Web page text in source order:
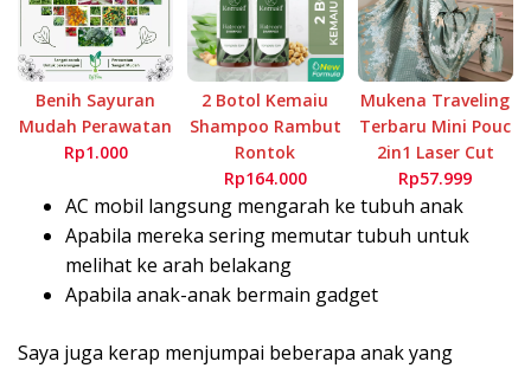
Benih Sayuran
Mudah Perawatan
Rp1.000
2 Botol Kemaiu
Shampoo Rambut
Rontok
Rp164.000
Mukena Traveling
Terbaru Mini Pouc
2in1 Laser Cut
Rp57.999
AC mobil langsung mengarah ke tubuh anak
Apabila mereka sering memutar tubuh untuk
melihat ke arah belakang
Apabila anak-anak bermain gadget
Saya juga kerap menjumpai beberapa anak yang